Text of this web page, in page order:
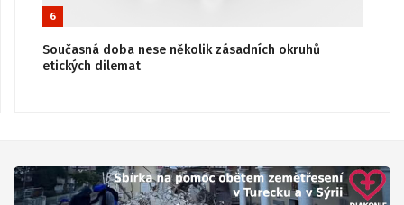
6
Současná doba nese několik zásadních okruhů
etických dilemat